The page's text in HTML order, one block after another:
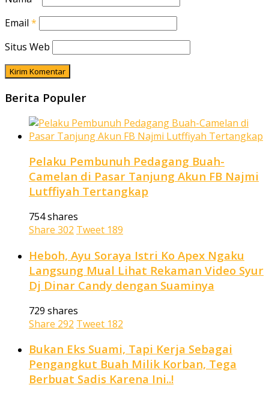
Email *
Situs Web
Berita Populer
Pelaku Pembunuh Pedagang Buah-
Camelan di Pasar Tanjung Akun FB Najmi
Lutffiyah Tertangkap
754 shares
Share 302 Tweet 189
Heboh, Ayu Soraya Istri Ko Apex Ngaku
Langsung Mual Lihat Rekaman Video Syur
Dj Dinar Candy dengan Suaminya
729 shares
Share 292 Tweet 182
Bukan Eks Suami, Tapi Kerja Sebagai
Pengangkut Buah Milik Korban, Tega
Berbuat Sadis Karena Ini..!